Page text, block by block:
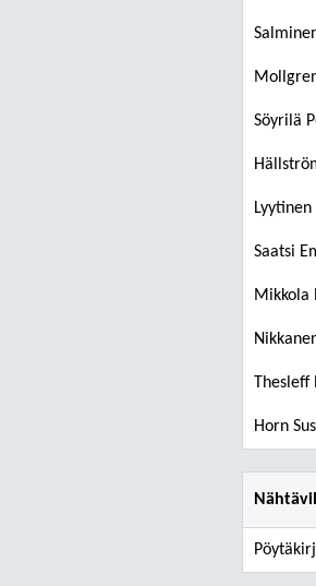
Söyrilä
Lyytinen
Saatsi
Mikkola
Thesleff
Horn